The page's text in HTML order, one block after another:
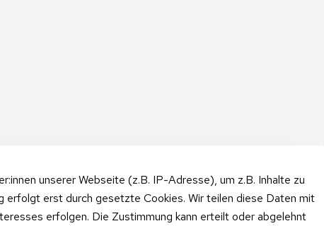
unserer Webseite (z.B. IP-Adresse), um z.B. Inhalte zu
erfolgt erst durch gesetzte Cookies. Wir teilen diese Daten mit
erfolgen. Die Zustimmung kann erteilt oder abgelehnt